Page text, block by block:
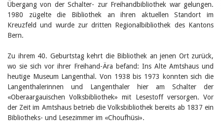
Einmalige Beiträge
Bibliotheksangebote
Bibliosuisse
Unterstützungsbeiträge
Schweizer Literatur
Alle Tags
Autoren
Julie Greub
Birgit Libiszewski
Ursula Strahm
Sandra Dettwyler
Übergang von der Schalter- zur Freihandbibliothek war gelungen.
1980 zügelte die Bibliothek an ihren aktuellen Standort im
Kreuzfeld und wurde zur dritten Regionalbibliothek des Kantons
Bern.
Zu ihrem 40. Geburtstag kehrt die Bibliothek an jenen Ort zurück,
wo sie sich vor ihrer Freihand-Ära befand: Ins Alte Amtshaus und
heutige Museum Langenthal. Von 1938 bis 1973 konnten sich die
Langenthalerinnen und Langenthaler hier am Schalter der
«Oberaargauischen Volksbibliothek» mit Lesestoff versorgen. Vor
der Zeit im Amtshaus betrieb die Volksbibliothek bereits ab 1837 ein
Bibliotheks- und Lesezimmer im «Choufhüsi».